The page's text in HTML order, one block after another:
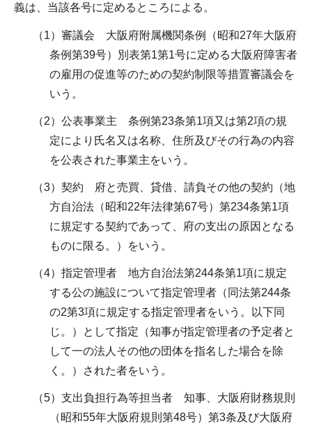
義は、当該各号に定めるところによる。
（1）審議会 大阪府附属機関条例（昭和27年大阪府
条例第39号）別表第1第1号に定める大阪府障害者
の雇用の促進等のための契約制限等措置審議会を
いう。
（2）公表事業主 条例第23条第1項又は第2項の規
定により氏名又は名称、住所及びその行為の内容
を公表された事業主をいう。
（3）契約 府と売買、貸借、請負その他の契約（地
方自治法（昭和22年法律第67号）第234条第1項
に規定する契約であって、府の支出の原因となる
ものに限る。）をいう。
（4）指定管理者 地方自治法第244条第1項に規定
する公の施設について指定管理者（同法第244条
の2第3項に規定する指定管理者をいう。以下同
じ。）として指定（知事が指定管理者の予定者と
して一の法人その他の団体を指名した場合を除
く。）された者をいう。
（5）支出負担行為等担当者 知事、大阪府財務規則
（昭和55年大阪府規則第48号）第3条及び大阪府